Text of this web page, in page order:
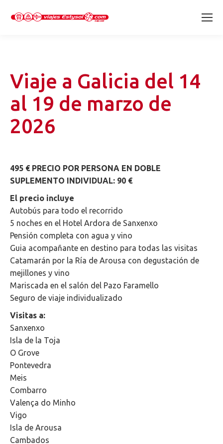
Viaje a Galicia del 14
al 19 de marzo de
2026
495 € PRECIO POR PERSONA EN DOBLE
SUPLEMENTO INDIVIDUAL: 90 €
El precio incluye
Autobús para todo el recorrido
5 noches en el Hotel Ardora de Sanxenxo
Pensión completa con agua y vino
Guia acompañante en destino para todas las visitas
Catamarán por la Ría de Arousa con degustación de
mejillones y vino
Mariscada en el salón del Pazo Faramello
Seguro de viaje individualizado
Visitas a:
Sanxenxo
Isla de la Toja
O Grove
Pontevedra
Meis
Combarro
Valença do Minho
Vigo
Isla de Arousa
Cambados